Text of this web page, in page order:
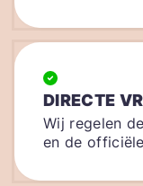
DIRECTE
Wij regelen
en de